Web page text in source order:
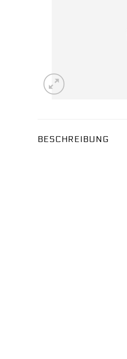
BESCHREIBUNG